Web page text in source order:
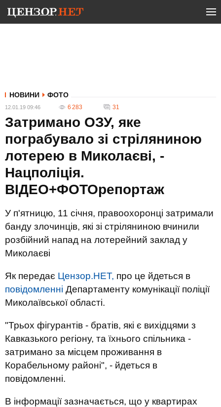
НОВИНИ ФОТО
12.01.19 09:46 6 283 31
Затримано ОЗУ, яке
пограбувало зі стріляниною
лотерею в Миколаєві, -
Нацполіція.
ВІДЕО+ФОТОрепортаж
У п'ятницю, 11 січня, правоохоронці затримали
банду злочинців, які зі стріляниною вчинили
розбійний напад на лотерейний заклад у
Миколаєві
Як передає Цензор.НЕТ, про це йдеться в
повідомленні Департаменту комунікації поліції
Миколаївської області.
"Трьох фігурантів - братів, які є вихідцями з
Кавказького регіону, та їхнього спільника -
затримано за місцем проживання в
Корабельному районі", - йдеться в
повідомленні.
В інформації зазначається, що у квартирах